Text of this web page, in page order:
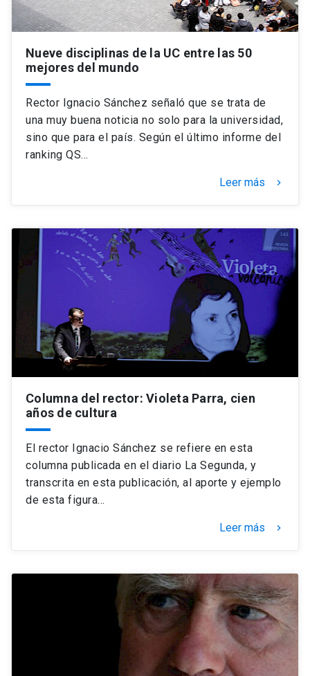
Nueve disciplinas de la UC entre las 50
mejores del mundo
Rector Ignacio Sánchez señaló que se trata de
una muy buena noticia no solo para la universidad,
sino que para el país. Según el último informe del
ranking QS…
Leer más keyboard_arrow_right
Columna del rector: Violeta Parra, cien
años de cultura
El rector Ignacio Sánchez se refiere en esta
columna publicada en el diario La Segunda, y
transcrita en esta publicación, al aporte y ejemplo
de esta figura…
Leer más keyboard_arrow_right